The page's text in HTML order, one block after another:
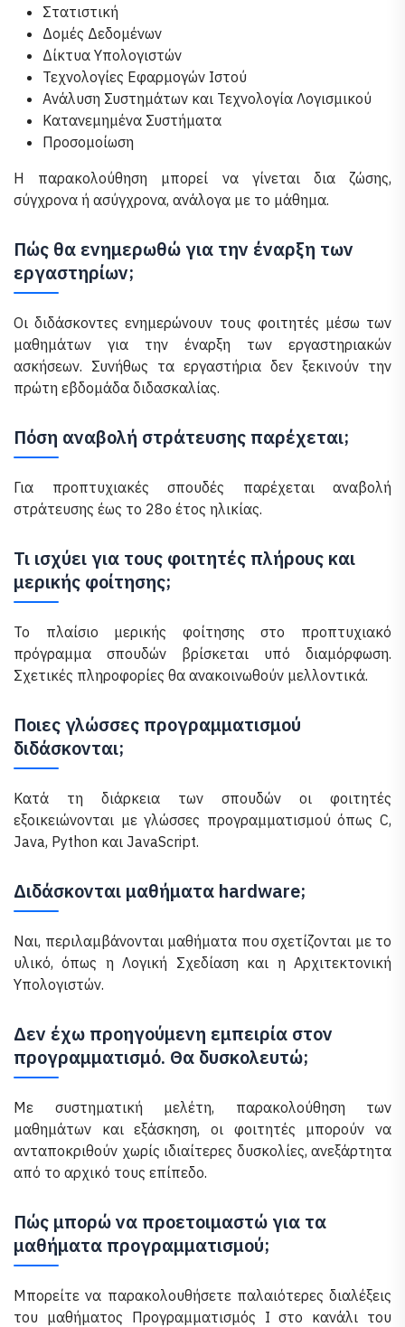
Στατιστική
Δομές Δεδομένων
Δίκτυα Υπολογιστών
Τεχνολογίες Εφαρμογών Ιστού
Ανάλυση Συστημάτων και Τεχνολογία Λογισμικού
Κατανεμημένα Συστήματα
Προσομοίωση
Η παρακολούθηση μπορεί να γίνεται δια ζώσης,
σύγχρονα ή ασύγχρονα, ανάλογα με το μάθημα.
Πώς θα ενημερωθώ για την έναρξη των
εργαστηρίων;
Οι διδάσκοντες ενημερώνουν τους φοιτητές μέσω των
μαθημάτων για την έναρξη των εργαστηριακών
ασκήσεων. Συνήθως τα εργαστήρια δεν ξεκινούν την
πρώτη εβδομάδα διδασκαλίας.
Πόση αναβολή στράτευσης παρέχεται;
Για προπτυχιακές σπουδές παρέχεται αναβολή
στράτευσης έως το 28ο έτος ηλικίας.
Τι ισχύει για τους φοιτητές πλήρους και
μερικής φοίτησης;
Το πλαίσιο μερικής φοίτησης στο προπτυχιακό
πρόγραμμα σπουδών βρίσκεται υπό διαμόρφωση.
Σχετικές πληροφορίες θα ανακοινωθούν μελλοντικά.
Ποιες γλώσσες προγραμματισμού
διδάσκονται;
Κατά τη διάρκεια των σπουδών οι φοιτητές
εξοικειώνονται με γλώσσες προγραμματισμού όπως C,
Java, Python και JavaScript.
Διδάσκονται μαθήματα hardware;
Ναι, περιλαμβάνονται μαθήματα που σχετίζονται με το
υλικό, όπως η Λογική Σχεδίαση και η Αρχιτεκτονική
Υπολογιστών.
Δεν έχω προηγούμενη εμπειρία στον
προγραμματισμό. Θα δυσκολευτώ;
Με συστηματική μελέτη, παρακολούθηση των
μαθημάτων και εξάσκηση, οι φοιτητές μπορούν να
ανταποκριθούν χωρίς ιδιαίτερες δυσκολίες, ανεξάρτητα
από το αρχικό τους επίπεδο.
Πώς μπορώ να προετοιμαστώ για τα
μαθήματα προγραμματισμού;
Μπορείτε να παρακολουθήσετε παλαιότερες διαλέξεις
του μαθήματος Προγραμματισμός Ι στο κανάλι του